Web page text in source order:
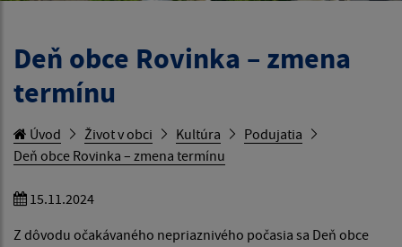
Deň obce Rovinka – zmena
termínu
Úvod Život v obci Kultúra
Podujatia
Deň obce Rovinka – zmena termínu
15.11.2024
Z dôvodu očakávaného nepriaznivého počasia sa Deň obce